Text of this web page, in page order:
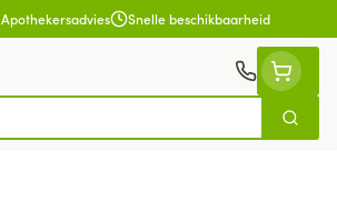
Apothekersadvies Snelle beschikbaarheid
Zoek